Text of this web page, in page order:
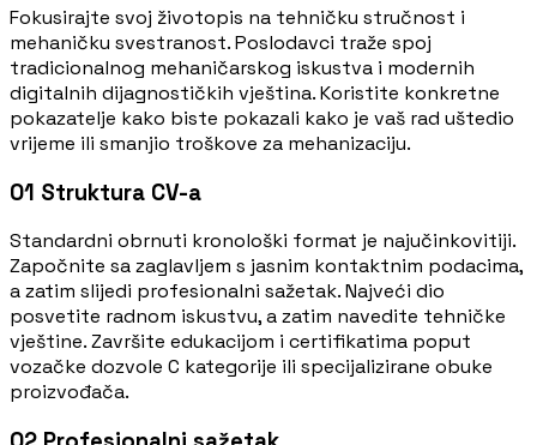
Fokusirajte svoj životopis na tehničku stručnost i
mehaničku svestranost. Poslodavci traže spoj
tradicionalnog mehaničarskog iskustva i modernih
digitalnih dijagnostičkih vještina. Koristite konkretne
pokazatelje kako biste pokazali kako je vaš rad uštedio
vrijeme ili smanjio troškove za mehanizaciju.
01 Struktura CV-a
Standardni obrnuti kronološki format je najučinkovitiji.
Započnite sa zaglavljem s jasnim kontaktnim podacima,
a zatim slijedi profesionalni sažetak. Najveći dio
posvetite radnom iskustvu, a zatim navedite tehničke
vještine. Završite edukacijom i certifikatima poput
vozačke dozvole C kategorije ili specijalizirane obuke
proizvođača.